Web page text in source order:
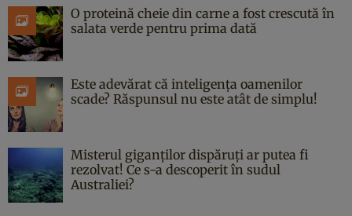
O proteină cheie din carne a fost crescută în
salata verde pentru prima dată
Este adevărat că inteligența oamenilor
scade? Răspunsul nu este atât de simplu!
Misterul giganților dispăruți ar putea fi
rezolvat! Ce s-a descoperit în sudul
Australiei?